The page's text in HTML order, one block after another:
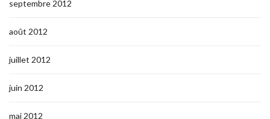
septembre 2012
août 2012
juillet 2012
juin 2012
mai 2012